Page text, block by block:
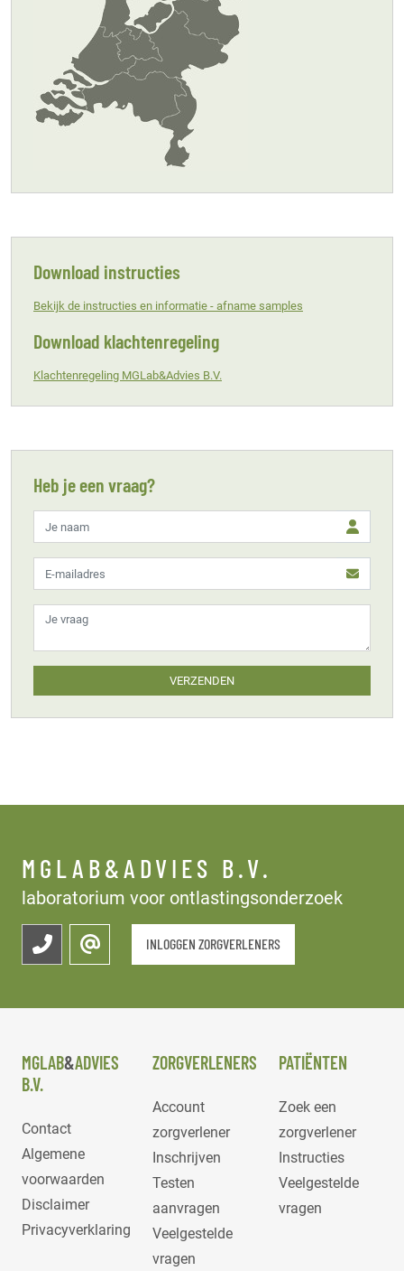
Download instructies
Bekijk de instructies en informatie - afname samples
Download klachtenregeling
Klachtenregeling MGLab&Advies B.V.
Heb je een vraag?
VERZENDEN
MGLAB&ADVIES B.V.
laboratorium voor ontlastingsonderzoek
INLOGGEN ZORGVERLENERS
MGLAB&ADVIES
B.V.
Contact
Algemene
voorwaarden
Disclaimer
Privacyverklaring
ZORGVERLENERS
Account
zorgverlener
Inschrijven
Testen
aanvragen
Veelgestelde
vragen
PATIËNTEN
Zoek een
zorgverlener
Instructies
Veelgestelde
vragen